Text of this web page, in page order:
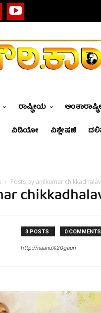
ರಾಷ್ಟ್ರೀಯ
ವಿಡಿಯೋ ವಿಶ್ಲೇಷಣೆ
Posts by anilkumar
3 POSTS 0 COMMENTS
http://naanu%20gauri